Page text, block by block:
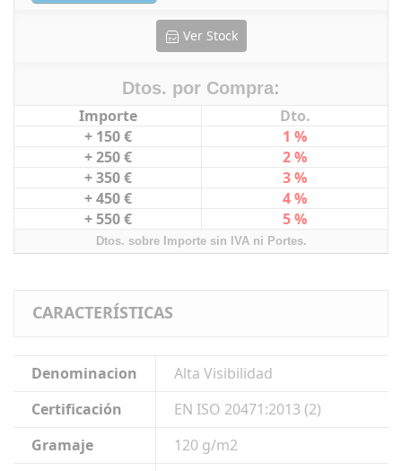
Ver Stock
Dtos. por Compra:
Importe
Dto.
+ 150 €
1 %
+ 250 €
2 %
+ 350 €
3 %
+ 450 €
4 %
+ 550 €
5 %
Dtos. sobre Importe sin IVA ni Portes.
CARACTERÍSTICAS
Denominacion
Alta Visibilidad
Certificación
EN ISO 20471:2013 (2)
Gramaje
120 g/m2